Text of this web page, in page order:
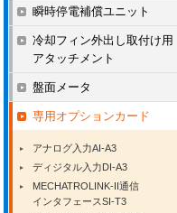
瞬時停電補償ユニット
冷却フィン外出し取付け用
アタッチメント
盤面メータ
専用オプションカード
アナログ入力AI-A3
ディジタル入力DI-A3
MECHATROLINK-II通信
インタフェースSI-T3